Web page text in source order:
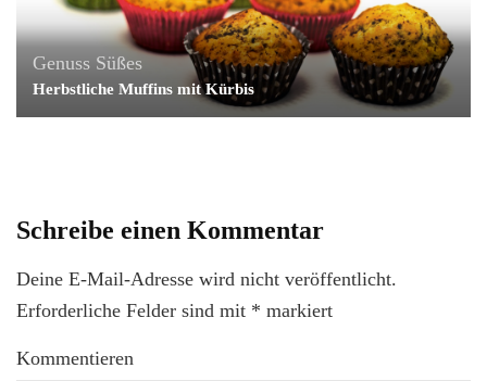
Genuss Süßes
Herbstliche Muffins mit Kürbis
Schreibe einen Kommentar
Deine E-Mail-Adresse wird nicht veröffentlicht.
Erforderliche Felder sind mit * markiert
Kommentieren